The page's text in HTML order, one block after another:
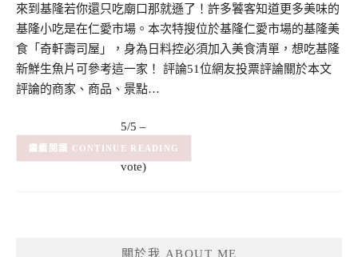
來到基隆若你還只吃廟口那就遜了！許多饕客知道更多美味的
基隆小吃是在仁愛市場。本次特搜位於基隆仁愛市場的基隆美
食「奇軒壽司屋」，身為日料控必須加入美食清單，想吃基隆
新鮮生魚片可參考這一家！ 評論51位網友投票評論關於本文
評論的商家、商品、景點…
5/5 –
(1
vote)
(1) CONTINUE READING
關於我 ABOUT ME